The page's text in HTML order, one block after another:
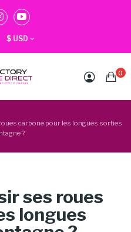
$ USD
0
carbone pour les longues sorties
?
ses roues
longues